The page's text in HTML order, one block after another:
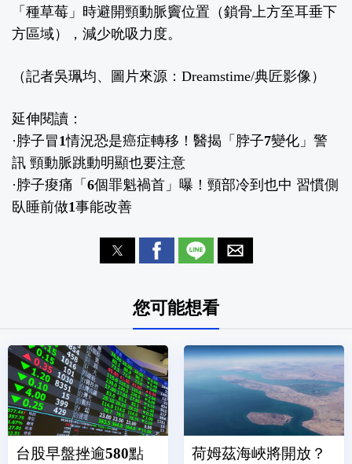
「種草莓」時避開頸動脈竇位置（鎖骨上方至耳垂下
方區域），減少吮吸力度。
（記者吳珮均、圖片來源：Dreamstime/典匠影像）
延伸閱讀：
·脖子冒1情況恐是癌症轉移！醫揭「脖子7變化」警
訊 頸動脈跳動明顯也要注意
·脖子痠痛「6個罪魁禍首」曝！頸部冷到也中 習慣側
臥睡前做1事能改善
您可能想看
台股早盤挫逾580點
荷姆茲海峽將開放？